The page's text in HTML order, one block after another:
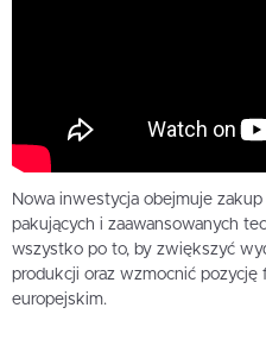
Nowa inwestycja obejmuje
pakujących i zaawansowanych
wszystko po to, by zwiększyć
produkcji oraz wzmocnić
europejskim.